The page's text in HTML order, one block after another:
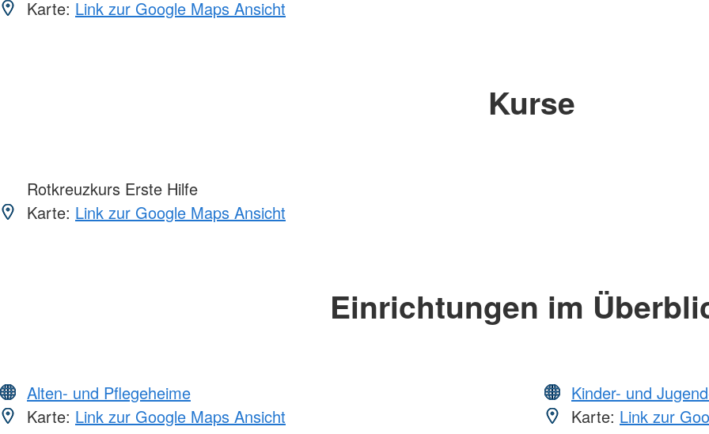
Karte: Link zur Google Maps Ansicht
Kurse
Rotkreuzkurs Erste Hilfe
Karte: Link zur Google Maps Ansicht
Einrichtungen im
Alten- und Pflegeheime
Karte: Link zur Google Maps Ansicht
Kinder- und
Karte: Link zur